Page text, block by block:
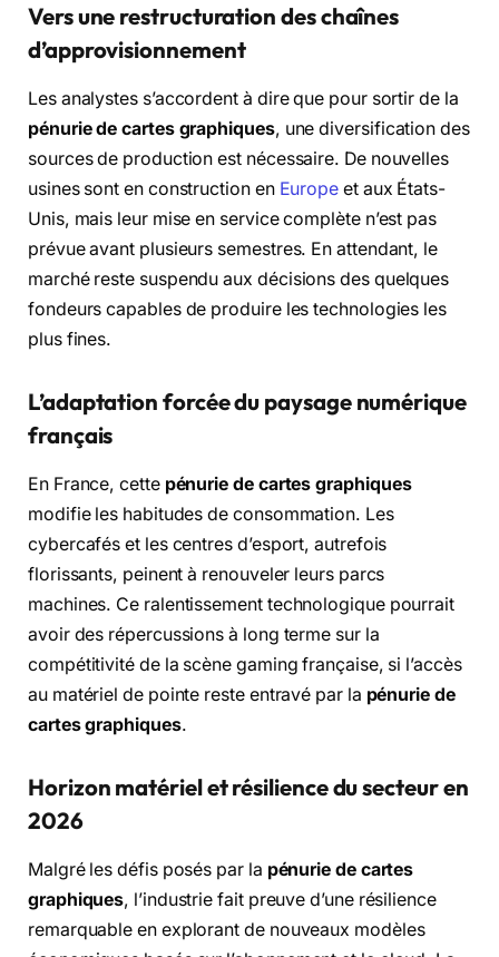
Vers une restructuration des chaînes
d’approvisionnement
Les analystes s’accordent à dire que pour sortir de la
pénurie de cartes graphiques, une diversification des
sources de production est nécessaire. De nouvelles
usines sont en construction en Europe et aux États-
Unis, mais leur mise en service complète n’est pas
prévue avant plusieurs semestres. En attendant, le
marché reste suspendu aux décisions des quelques
fondeurs capables de produire les technologies les
plus fines.
L’adaptation forcée du paysage numérique
français
En France, cette pénurie de cartes graphiques
modifie les habitudes de consommation. Les
cybercafés et les centres d’esport, autrefois
florissants, peinent à renouveler leurs parcs
machines. Ce ralentissement technologique pourrait
avoir des répercussions à long terme sur la
compétitivité de la scène gaming française, si l’accès
au matériel de pointe reste entravé par la pénurie de
cartes graphiques.
Horizon matériel et résilience du secteur en
2026
Malgré les défis posés par la pénurie de cartes
graphiques, l’industrie fait preuve d’une résilience
remarquable en explorant de nouveaux modèles